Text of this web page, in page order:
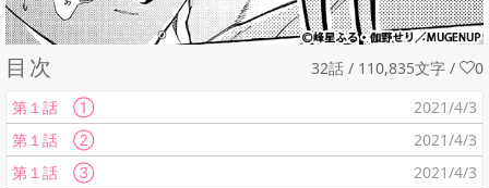
目次 32話 / 110,835文字 /
0
第１話 ①
2021/4/3
第１話 ②
2021/4/3
第１話 ③
2021/4/3